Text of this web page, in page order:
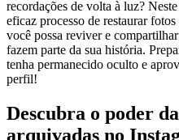
recordações de volta à luz?
eficaz ​processo de restaurar
você ‍possa reviver e​
fazem ⁣parte da sua história.
tenha permanecido oculto ⁤e
perfil!
Descubra o poder
arquivadas no